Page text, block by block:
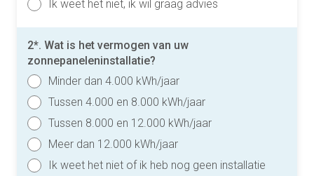
Ik weet het niet, ik wil graag advies
2*. Wat is het vermogen van uw
zonnepaneleninstallatie?
Minder dan 4.000 kWh/jaar
Tussen 4.000 en 8.000 kWh/jaar
Tussen 8.000 en 12.000 kWh/jaar
Meer dan 12.000 kWh/jaar
Ik weet het niet of ik heb nog geen installatie